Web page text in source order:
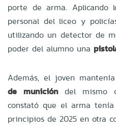
porte de arma. Aplicando
personal del liceo y
utilizando un detector de
poder del alumno una
Además, el joven
de municióndel mismo
constató que el arma
principios de 2025 en otra